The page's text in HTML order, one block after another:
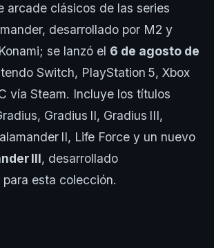
arcade clásicos de las series
desarrollado por M2 y
se lanzó el 6 de agosto de
Switch, PlayStation 5, Xbox
vía Steam. Incluye los títulos
Gradius II, Gradius III,
II, Life Force y un nuevo
III, desarrollado
esta colección.